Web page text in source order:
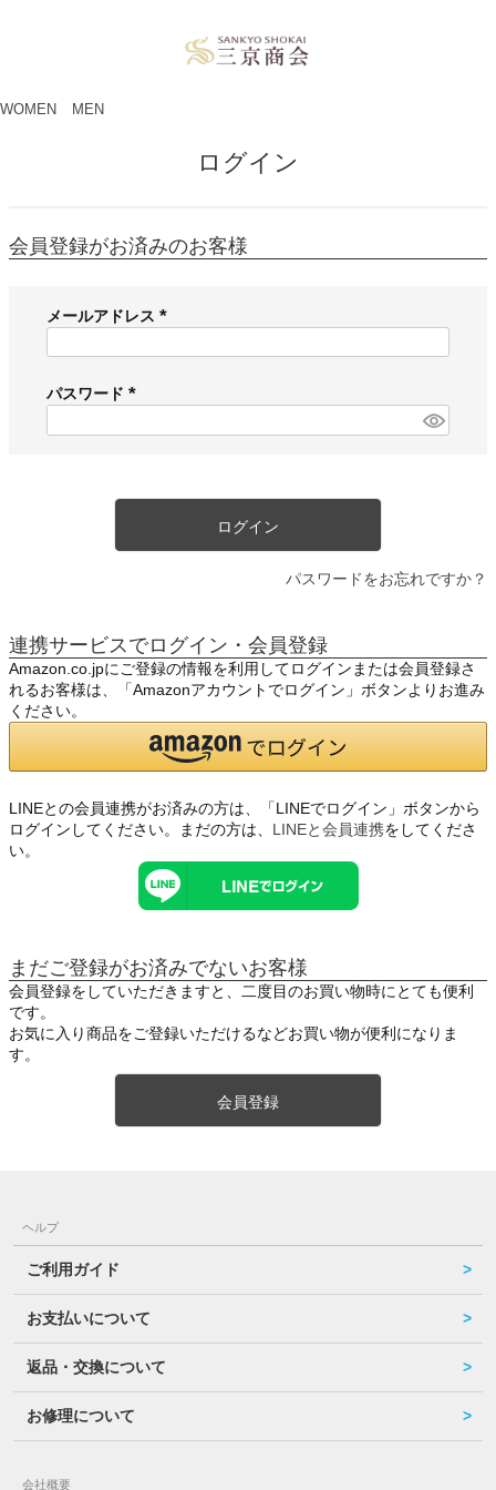
WOMEN MEN
ログイン
会員登録がお済みのお客様
メールアドレス
必
)
パスワード
必
ログイン
パスワードをお忘れですか？
連携サービスでログイン・会員登録
Amazon.co.jpにご登録の情報を利用してログインまたは会員登録さ
れるお客様は、「Amazonアカウントでログイン」ボタンよりお進み
ください。
LINEとの会員連携がお済みの方は、「LINEでログイン」ボタンから
ログインしてください。まだの方は、 LINEと会員連携をしてくださ
い。
まだご登録がお済みでないお客様
会員登録をしていただきますと、二度目のお買い物時にとても便利
です。
お気に入り商品をご登録いただけるなどお買い物が便利になりま
す。
会員登録
ヘルプ
ご利用ガイド
お支払いについて
返品・交換について
お修理について
会社概要